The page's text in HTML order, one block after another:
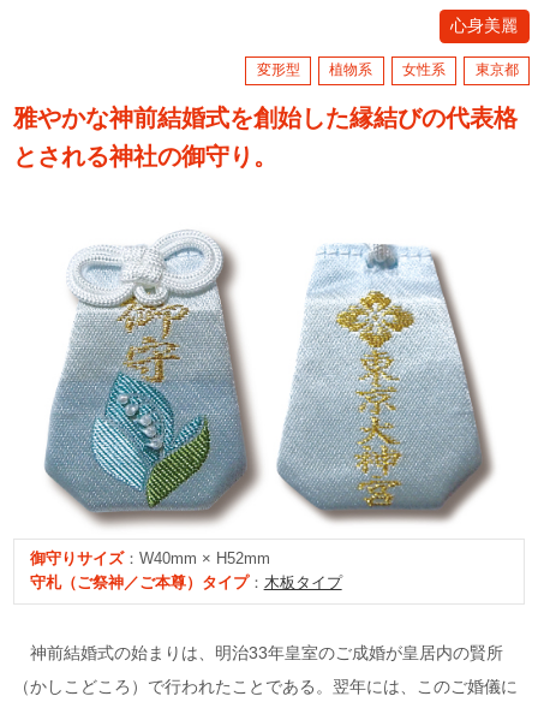
心身美麗
東京都
女性系
植物系
変形型
雅やかな神前結婚式を創始した縁結びの代表格
とされる神社の御守り。
御守りサイズ：W40mm × H52mm
守札（ご祭神／ご本尊）タイプ： 木板タイプ
神前結婚式の始まりは、明治33年皇室のご成婚が皇居内の賢所
（かしこどころ）で行われたことである。翌年には、このご婚儀に